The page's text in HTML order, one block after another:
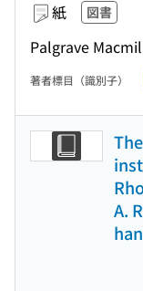
紙 図書
Palgrave
著者標目（識別子）
A.